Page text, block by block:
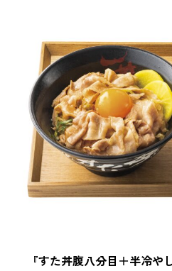
『すた丼腹八分目＋半冷や